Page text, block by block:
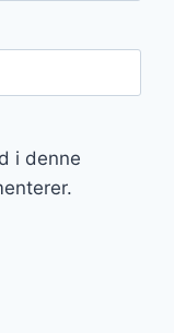
i denne